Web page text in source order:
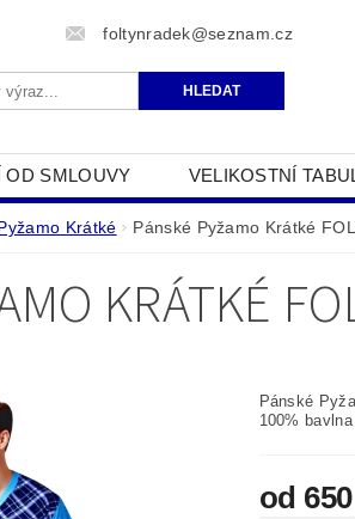
foltynradek@seznam.cz
OD SMLOUVY VELIKOSTNÍ
PODMÍNKY OCHRANY
Krátké Pánské Pyžamo Krátké
KRÁTKÉ
Pánské
100%
od